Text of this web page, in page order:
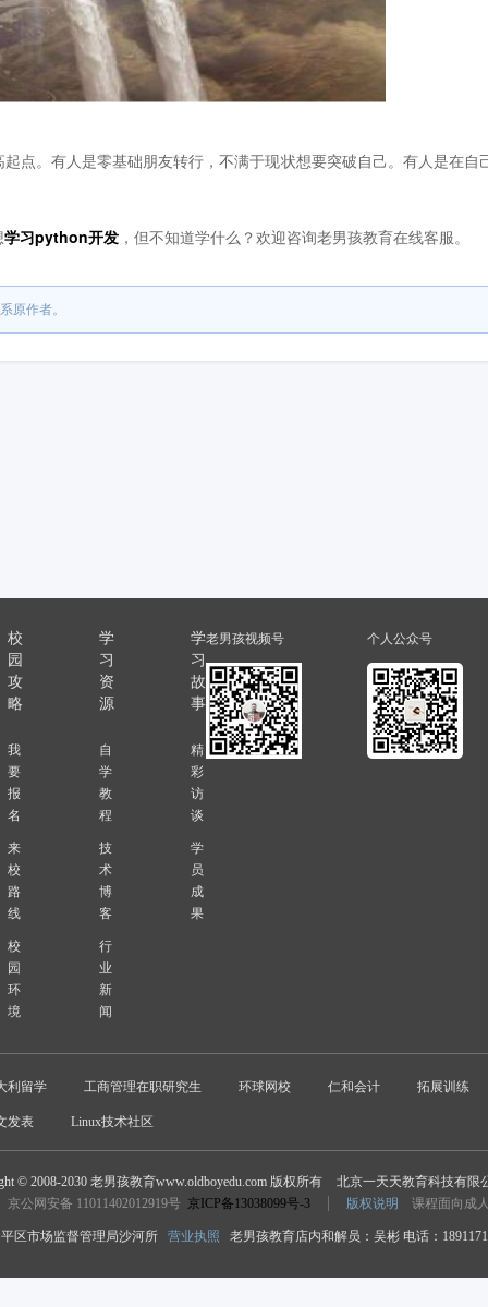
。有人是零基础朋友转行，不满于现状想要突破自己。有人是在自
学习python开发 ，但不知道学什么？欢迎咨询老男孩教育在线客服。
原作者。
校
园
攻
略
我
要
报
名
来
校
路
线
校
园
环
境
学
习
资
源
自
学
教
程
技
术
博
客
行
业
新
闻
学
习
故
事
精
彩
访
谈
学
员
成
果
老男孩视频号 个人公众号
利留学 工商管理在职研究生 环球网校 仁和会计 拓展训练
发表 Linux技术社区
© 2008-2030 老男孩教育www.oldboyedu.com 版权所有
北京一天天教育科技有限
京公网安备 11011402012919号 京ICP备13038099号-3 版权说明 课程面向成
区市场监督管理局沙河所 营业执照 老男孩教育店内和解员：吴彬 电话：